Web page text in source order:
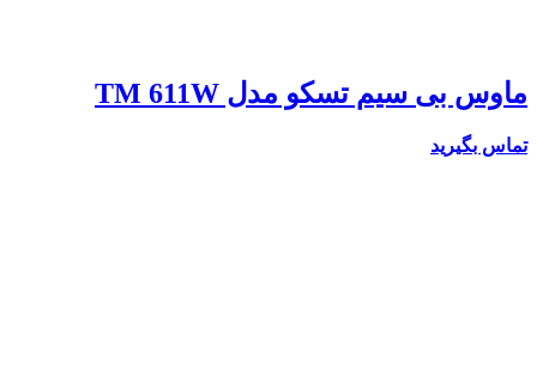
ماوس بی سیم تسکو مدل TM 611W
تماس بگیرید